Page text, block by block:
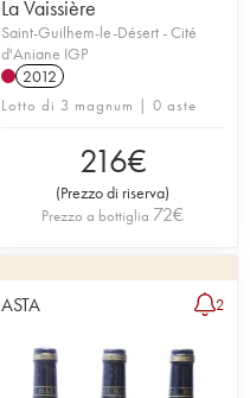
La Vaissière
Saint-Guilhem-le-Désert - Cité
d'Aniane IGP
2012
Lotto di 3 magnum | 0 aste
216€
(Prezzo di riserva)
Prezzo a bottiglia 72€
ASTA 2